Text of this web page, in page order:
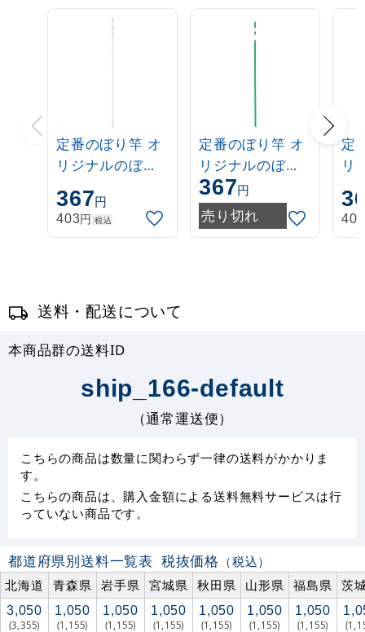
定番のぼり竿 オ
リジナルのぼり
ポール 1.6～3m
伸縮式 白
(30537***)
367円
403円 税込
定番のぼり竿 オ
リジナルのぼり
ポール 1.6～3m
伸縮式 緑
(30537GRN)
367円
売り切れ
定
リ
ポ
伸
403
送料・配送について
本商品群の送料ID
ship_166-default
（通常運送便）
こちらの商品は数量に関わらず一律の送料がかかりま
す。
こちらの商品は、購入金額による送料無料サービスは行
っていない商品です。
都道府県別送料一覧表 税抜価格 （税込）
北海道
青森県 岩手県 宮城県 秋田県 山形県 福島県 茨
3,050
(3,355)
1,050
(1,155)
1,050
(1,155)
1,050
(1,155)
1,050
(1,155)
1,050
(1,155)
1,050
(1,155)